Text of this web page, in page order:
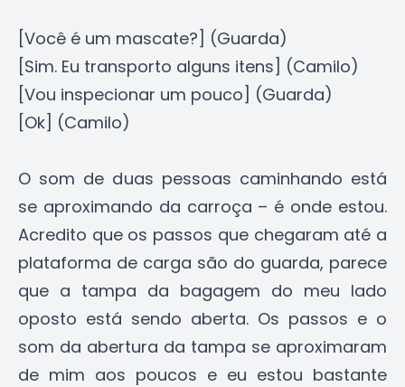
[Você é um mascate?] (Guarda)
[Sim. Eu transporto alguns itens] (Camilo)
[Vou inspecionar um pouco] (Guarda)
[Ok] (Camilo)
O som de duas pessoas caminhando está
se aproximando da carroça – é onde estou.
Acredito que os passos que chegaram até a
plataforma de carga são do guarda, parece
que a tampa da bagagem do meu lado
oposto está sendo aberta. Os passos e o
som da abertura da tampa se aproximaram
de mim aos poucos e eu estou bastante